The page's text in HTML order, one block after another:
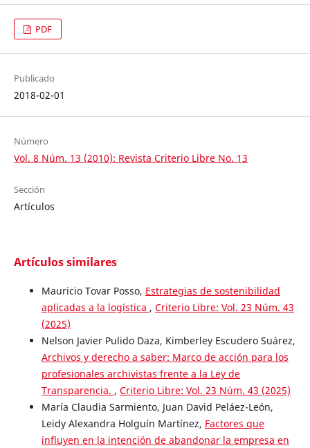
PDF
Publicado
2018-02-01
Número
Vol. 8 Núm. 13 (2010): Revista Criterio Libre No. 13
Sección
Artículos
Artículos similares
Mauricio Tovar Posso, Estrategias de sostenibilidad
aplicadas a la logística , Criterio Libre: Vol. 23 Núm. 43
(2025)
Nelson Javier Pulido Daza, Kimberley Escudero Suárez,
Archivos y derecho a saber: Marco de acción para los
profesionales archivistas frente a la Ley de
Transparencia. , Criterio Libre: Vol. 23 Núm. 43 (2025)
María Claudia Sarmiento, Juan David Peláez-León,
Leidy Alexandra Holguín Martínez, Factores que
influyen en la intención de abandonar la empresa en